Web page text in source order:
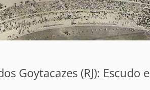
Goytacazes (RJ): Escudo e